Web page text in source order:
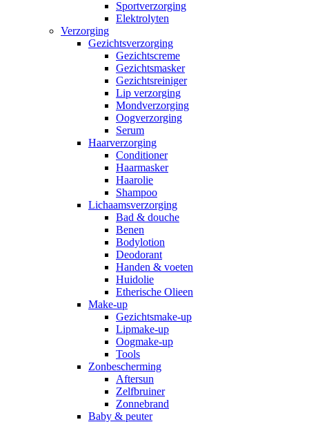
Sportverzorging
Elektrolyten
Verzorging
Gezichtsverzorging
Gezichtscreme
Gezichtsmasker
Gezichtsreiniger
Lip verzorging
Mondverzorging
Oogverzorging
Serum
Haarverzorging
Conditioner
Haarmasker
Haarolie
Shampoo
Lichaamsverzorging
Bad & douche
Benen
Bodylotion
Deodorant
Handen & voeten
Huidolie
Etherische Olieen
Make-up
Gezichtsmake-up
Lipmake-up
Oogmake-up
Tools
Zonbescherming
Aftersun
Zelfbruiner
Zonnebrand
Baby & peuter